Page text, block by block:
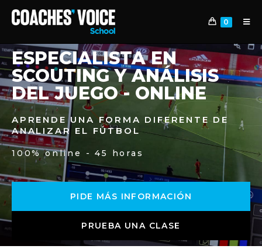
0
ESPECIALISTA EN
SCOUTING Y ANÁLISIS
DEL JUEGO - ONLINE
APRENDE UNA FORMA DIFERENTE DE
ANALIZAR EL FÚTBOL
100% online - 45 horas
PIDE MÁS INFORMACIÓN
PRUEBA UNA CLASE